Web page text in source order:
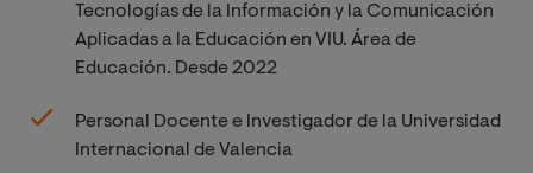
Tecnologías de la Información y la Comunicación
Aplicadas a la Educación en VIU. Área de
Educación. Desde 2022
Personal Docente e Investigador de la Universidad
Internacional de Valencia